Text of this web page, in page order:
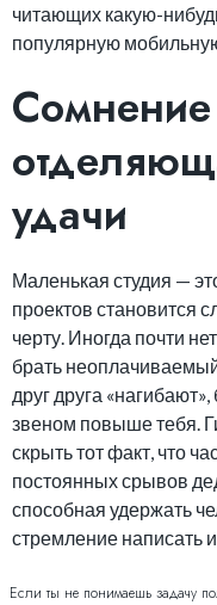
читающих какую-
популярную
удачи
Маленькая студия —
проектов становится
черту. Иногда почти
брать
друг друга
звеном повыше тебя.
скрыть тот факт, что
постоянных срывов
способная удержать
стремление написать
Если ты не понимаешь задачу